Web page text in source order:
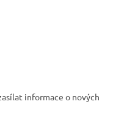
informace o nových